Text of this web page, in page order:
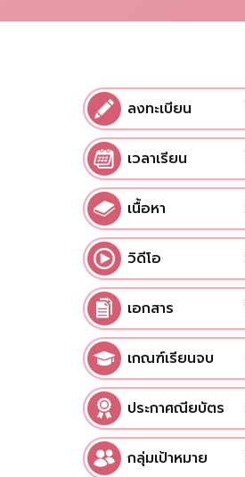
ลงทะเบียน
เวลาเรียน
เนื้อหา
วิดีโอ
เอกสาร
เกณฑ์เรียนจบ
ประกาศณียบัตร
กลุ่มเป้าหมาย